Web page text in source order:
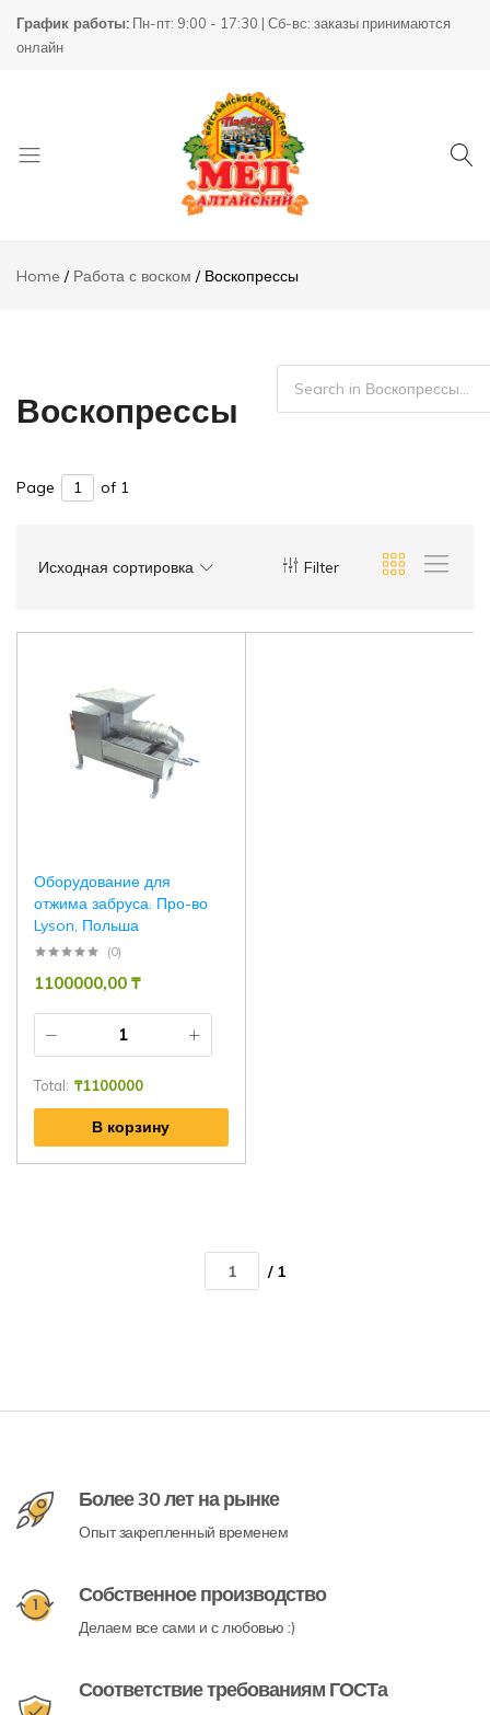
График работы: Пн-пт: 9:00 - 17:30 | Сб-вс: заказы принимаются
онлайн
пчеловодства
Home
Работа с воском Воскопрессы
Воскопрессы
Page of 1
Filter
Исходная сортировка
Оборудование для
отжима забруса. Про-во
Lyson, Польша
(0)
1100000,00 ₸
Total: ₸1100000
В корзину
/ 1
Более 30 лет на рынке
Опыт закрепленный временем
Собственное производство
Делаем все сами и с любовью :)
Соответствие требованиям ГОСТа